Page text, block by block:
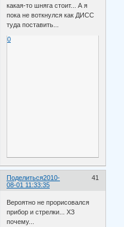
какая-то шняга стоит... А я
пока не воткнулся как ДИСС
туда поставить...
0
Поделиться 41
2010-
08-01 11:33:35
Вероятно не прорисовался
прибор и стрелки... ХЗ
почему...